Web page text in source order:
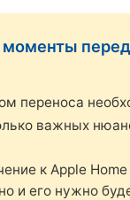
перед
переноса
важных
к Apple Home
и его нужно